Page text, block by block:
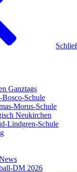
Ganztags
Schule
Morus-Schule
Neukirchen
Lindgren-Schule
DM 2026